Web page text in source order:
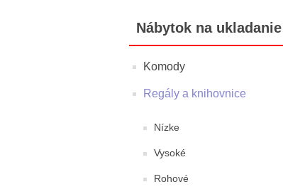
Nábytok na ukladanie
Komody
Regály a knihovnice
Nízke
Vysoké
Rohové